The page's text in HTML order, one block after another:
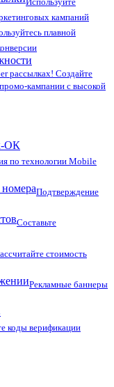
кампаний
плавной
рассылках! Создайте
кампании с высокой
ОК
по технологии Mobile
Подтверждение
Составьте
стоимость
Рекламные баннеры
коды верификации